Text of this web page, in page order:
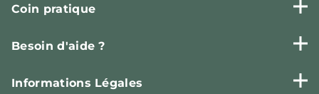
Coin pratique
Besoin d'aide ?
Informations Légales